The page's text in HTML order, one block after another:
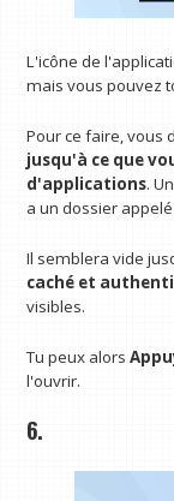
L'icône de
mais vous pouvez
Pour ce faire, vous
jusqu'à ce que
d'applications.
a un dossier
Il semblera vide
caché et
visibles.
Tu peux alors
l'ouvrir.
6.